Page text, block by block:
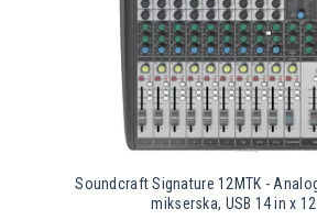
Soundcraft Signature 12MTK -
mikserska, USB 14 in x